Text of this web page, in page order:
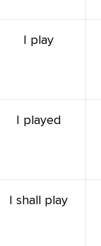
I play
I played
I shall play